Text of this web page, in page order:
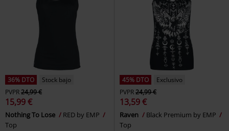
36% DTO
Stock bajo
PVPR24,99 €
15,99 €
Nothing To Lose
RED by EMP
Top
45% DTO
Exclusivo
PVPR24,99 €
13,59 €
Raven
Black Premium by EMP
Top